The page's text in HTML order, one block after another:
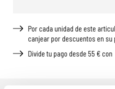
Por cada unidad de este
canjear por descuentos en su
Divide tu pago desde 55 € con